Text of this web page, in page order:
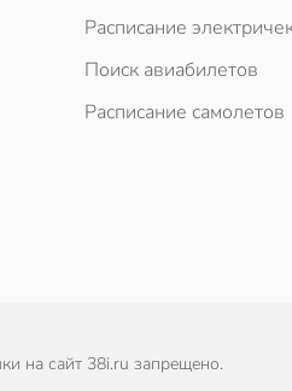
Расписание
Поиск авиабилетов
Расписание самолетов
на сайт 38i.ru запрещено.